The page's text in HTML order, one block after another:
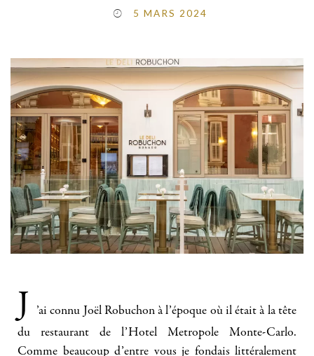
5 MARS 2024
J
’ai connu Joël Robuchon à l’époque où il était à la tête
du restaurant de l’Hotel Metropole Monte-Carlo.
Comme beaucoup d’entre vous je fondais littéralement